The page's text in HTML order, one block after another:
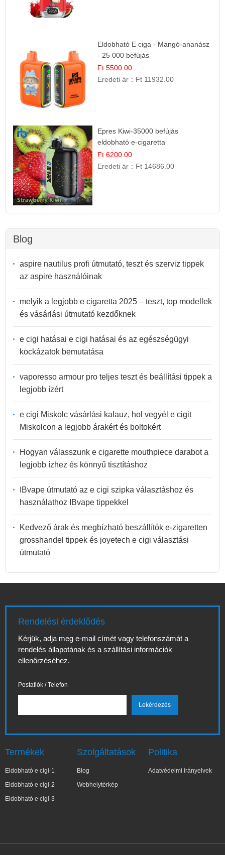
Eldobható E ciga - Mangó-ananász
- 25 000 befújás
Ft 5500.00
Eredeti ár： Ft 11932.00
Epres Kiwi-35000 befújás
eldobható e-cigaretta
Ft 6200.00
Eredeti ár： Ft 14686.00
Blog
aspire nautilus profi útmutató, teszt és szerviz tippek
az aspire használóinak
melyik a legjobb e cigaretta 2025 – teszt, top modellek
és vásárlási útmutató kezdőknek
e cigi hatásai e cigi hatásai és az egészségügyi
kockázatok bemutatása
vaporesso armour pro teljes teszt és beállítási tippek a
legjobb ízért
e cigi Miskolc vásárlási kalauz, hol vegyél e cigit
Miskolcon a legjobb árakért és boltokért
Hogyan válasszunk e cigarette mouthpiece darabot a
legjobb ízhez és könnyű tisztításhoz
IBvape útmutató az e cigi szipka választáshoz és
használathoz IBvape tippekkel
Kedvező árak és megbízható beszállítók e-zigaretten
grosshandel tippek és joyetech e cigi választási
útmutató
Rendelési érdeklődés
Kérjük, adja meg e-mail címét vagy telefonszámát a
rendelés állapotának és a szállítási információk
ellenőrzéséhez.
Postafiók / Telefon
Termékek
Eldobható e cigi-1
Eldobható e cigi-2
Eldobható e cigi-3
Szolgáltatások
Blog
Webhelytérkép
Politika
Adatvédelmi irányelvek